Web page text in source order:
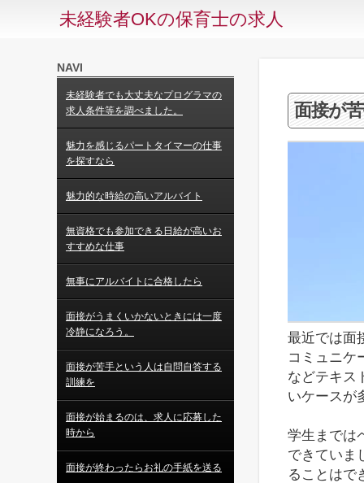
未経験者OKの保育士の求人
NAVI
未経験者でも大丈夫なプログラマの
求人条件等を調べました。
魅力を感じるパートタイマーの仕事
を探すなら
魅力的な時給の高いアルバイト
無資格でも参加できる日給が高いお
すすめな仕事
無事にアルバイトに合格したら
面接がうまくいかないときには一度
冷静になろう。
面接が苦手という人は自問自答する
訓練を
面接が始まるのは、求人に応募した
時から
面接が終わったらお礼の手紙を送る
面接が
最近では面
コミュニケ
などテキス
いケースが
学生までは
できていま
ることはで